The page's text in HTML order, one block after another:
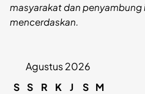
masyarakat dan
mencerdaskan.
Agustus 2026
S S R K J S M